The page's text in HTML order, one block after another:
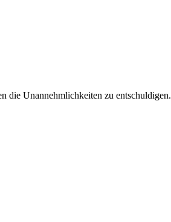
die Unannehmlichkeiten zu entschuldigen.